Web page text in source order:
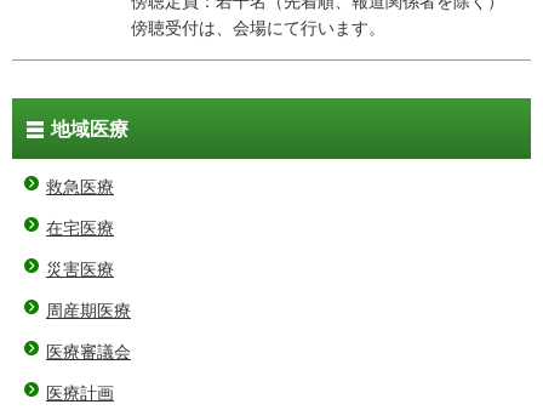
傍聴受付は、会場にて行います。
地域医療
救急医療
在宅医療
災害医療
周産期医療
医療審議会
医療計画